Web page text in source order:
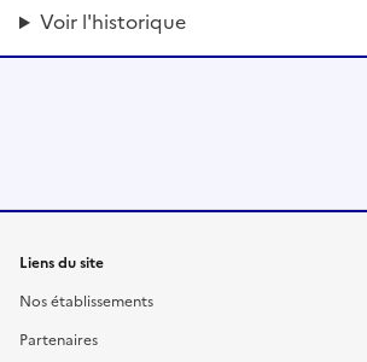
Voir l'historique
Liens du site
Nos établissements
Partenaires